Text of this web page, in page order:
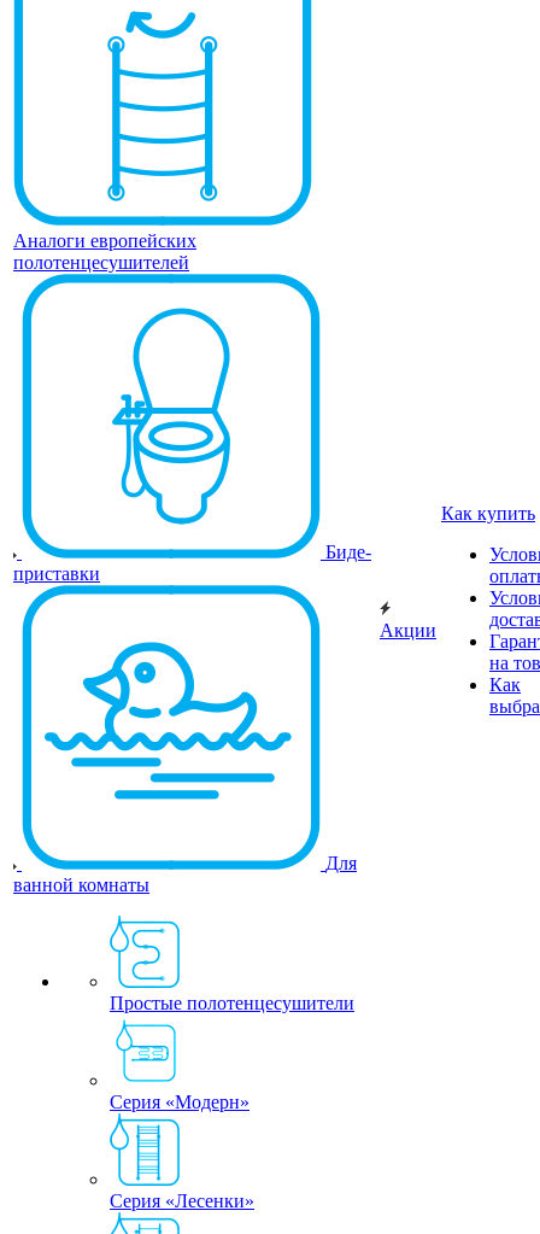
Аналоги европейских
полотенцесушителей
Биде-
приставки
Для
ванной комнаты
Простые полотенцесушители
Серия «Модерн»
Серия «Лесенки»
Акции
Как купить
на
Как